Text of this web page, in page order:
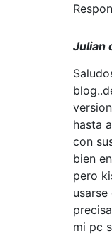
Julian
hasta
con
bien
pero
mi pc